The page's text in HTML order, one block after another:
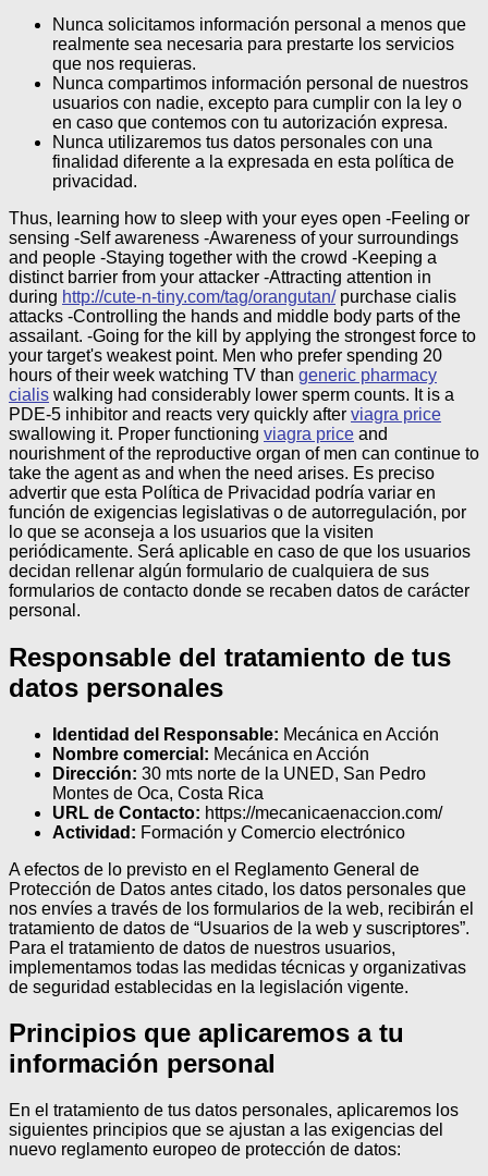
Nunca solicitamos información personal a menos que
realmente sea necesaria para prestarte los servicios
que nos requieras.
Nunca compartimos información personal de nuestros
usuarios con nadie, excepto para cumplir con la ley o
en caso que contemos con tu autorización expresa.
Nunca utilizaremos tus datos personales con una
finalidad diferente a la expresada en esta política de
privacidad.
Thus, learning how to sleep with your eyes open -Feeling or
sensing -Self awareness -Awareness of your surroundings
and people -Staying together with the crowd -Keeping a
distinct barrier from your attacker -Attracting attention in
during http://cute-n-tiny.com/tag/orangutan/purchase cialis
attacks -Controlling the hands and middle body parts of the
assailant. -Going for the kill by applying the strongest force to
your target's weakest point. Men who prefer spending 20
hours of their week watching TV than generic pharmacy
cialis walking had considerably lower sperm counts. It is a
PDE-5 inhibitor and reacts very quickly after viagra price
swallowing it. Proper functioning viagra price and
nourishment of the reproductive organ of men can continue to
take the agent as and when the need arises. Es preciso
advertir que esta Política de Privacidad podría variar en
función de exigencias legislativas o de autorregulación, por
lo que se aconseja a los usuarios que la visiten
periódicamente. Será aplicable en caso de que los usuarios
decidan rellenar algún formulario de cualquiera de sus
formularios de contacto donde se recaben datos de carácter
personal.
Responsable del tratamiento de tus
datos personales
Identidad del Responsable: Mecánica en Acción
Nombre comercial: Mecánica en Acción
Dirección: 30 mts norte de la UNED, San Pedro
Montes de Oca, Costa Rica
URL de Contacto: https://mecanicaenaccion.com/
Actividad: Formación y Comercio electrónico
A efectos de lo previsto en el Reglamento General de
Protección de Datos antes citado, los datos personales que
nos envíes a través de los formularios de la web, recibirán el
tratamiento de datos de “Usuarios de la web y suscriptores”.
Para el tratamiento de datos de nuestros usuarios,
implementamos todas las medidas técnicas y organizativas
de seguridad establecidas en la legislación vigente.
Principios que aplicaremos a tu
información personal
En el tratamiento de tus datos personales, aplicaremos los
siguientes principios que se ajustan a las exigencias del
nuevo reglamento europeo de protección de datos: